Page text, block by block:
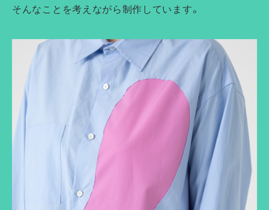
そんなことを考えながら制作しています。